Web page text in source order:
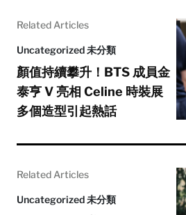
Related Articles
Uncategorized 未分類
顏值持續攀升！BTS 成員金
泰亨 V 亮相 Celine 時裝展
多個造型引起熱話
Related Articles
Uncategorized 未分類